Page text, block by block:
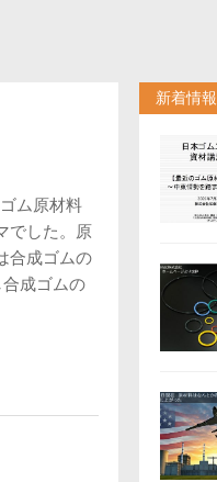
ム原材料
でした。原
合成ゴムの
成ゴムの
新着情報